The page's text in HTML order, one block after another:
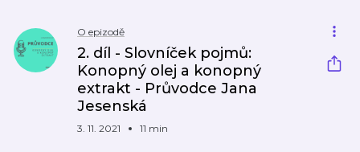
O epizodě
2. díl - Slovníček pojmů:
Konopný olej a konopný
extrakt - Průvodce Jana
Jesenská
3. 11. 2021 11 min